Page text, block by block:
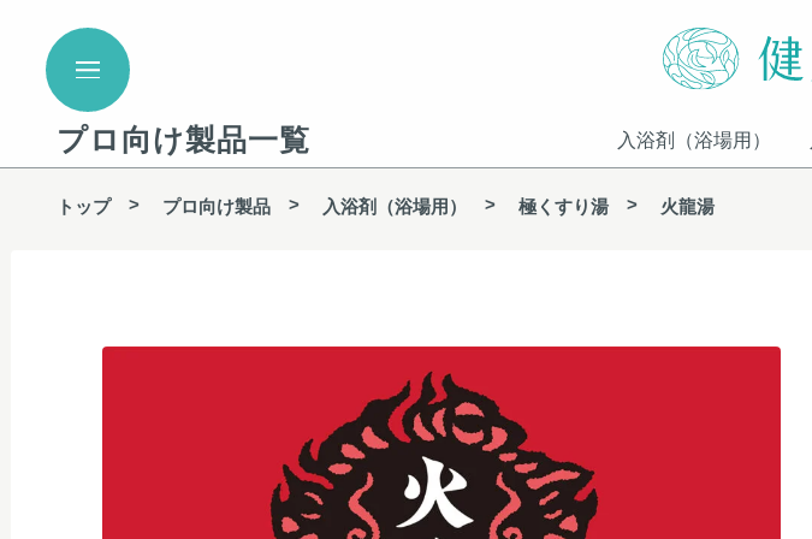
プロ向け製品一覧 入浴剤（浴場用）
トップ プロ向け製品 入浴剤（浴場用） 極くすり湯 火龍湯